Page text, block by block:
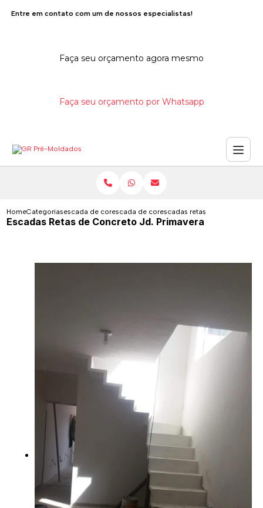
Entre em contato com um de nossos especialistas!
Faça seu orçamento agora mesmo
Faça seu orçamento por Whatsapp
HomeCategoriasescada de concretoescada de concreto internaescadas retas de concreto jd
Escadas Retas de Concreto Jd. Primavera